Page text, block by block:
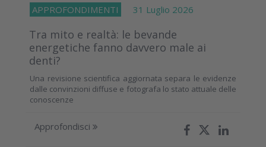
APPROFONDIMENTI 31 Luglio 2026
Tra mito e realtà: le bevande
energetiche fanno davvero male ai
denti?
Una revisione scientifica aggiornata separa le evidenze
dalle convinzioni diffuse e fotografa lo stato attuale delle
conoscenze
Approfondisci